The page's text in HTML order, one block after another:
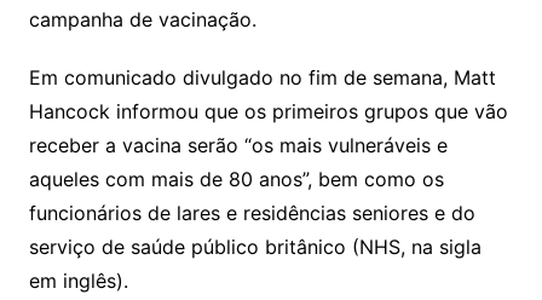
campanha de vacinação.
Em comunicado divulgado no fim de semana, Matt
Hancock informou que os primeiros grupos que vão
receber a vacina serão “os mais vulneráveis e
aqueles com mais de 80 anos”, bem como os
funcionários de lares e residências seniores e do
serviço de saúde público britânico (NHS, na sigla
em inglês).